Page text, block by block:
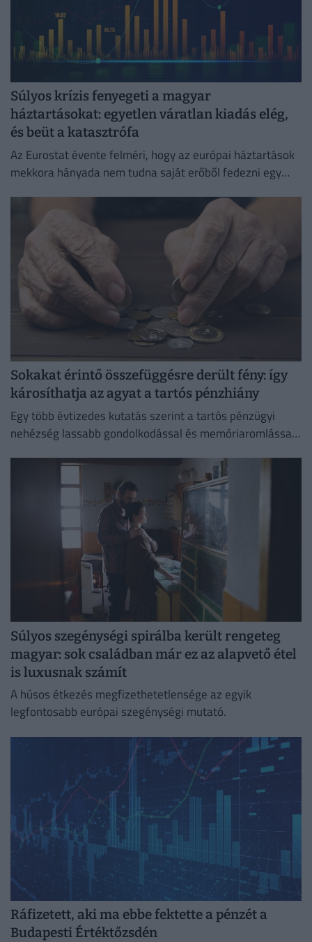
Súlyos krízis fenyegeti a magyar
háztartásokat: egyetlen váratlan kiadás elég,
és beüt a katasztrófa
Az Eurostat évente felméri, hogy az európai háztartások
mekkora hányada nem tudna saját erőből fedezni egy
Sokakat érintő összefüggésre derült fény: így
károsíthatja az agyat a tartós pénzhiány
Egy több évtizedes kutatás szerint a tartós pénzügyi
nehézség lassabb gondolkodással és memóriaromlással
Súlyos szegénységi spirálba került rengeteg
magyar: sok családban már ez az alapvető étel
is luxusnak számít
A húsos étkezés megfizethetetlensége az egyik
legfontosabb európai szegénységi mutató.
Ráfizetett, aki ma ebbe fektette a pénzét a
Budapesti Értéktőzsdén